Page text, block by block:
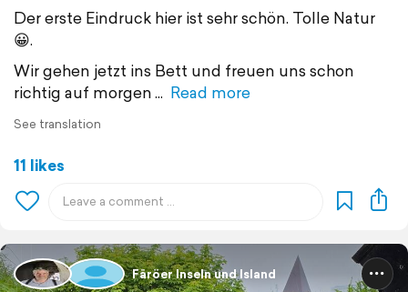
Der erste Eindruck hier ist sehr schön. Tolle Natur
😀.
Wir gehen jetzt ins Bett und freuen uns schon
richtig auf morgen
Read more
See translation
11 likes
Färöer Inseln und Island